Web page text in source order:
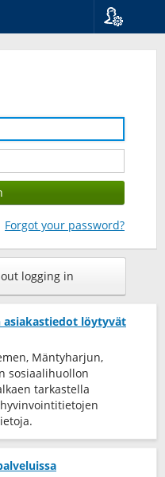
Forgot your password?
logging in
asiakastiedot löytyvät
Mäntyharjun,
sosiaalihuollon
tarkastella